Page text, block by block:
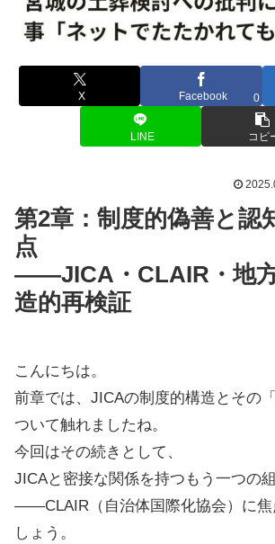
X Facebook 0
LINE コピ
第2章：制度的偽善と認
点
——JICA・CLAIR・地
造的再検証
こんにちは。
前章では、JICAの制度的構造とその
ついて触れましたね。
今回はその続きとして、
JICAと密接な関係を持つもう一つの
——CLAIR（自治体国際化協会）に焦
しょう。